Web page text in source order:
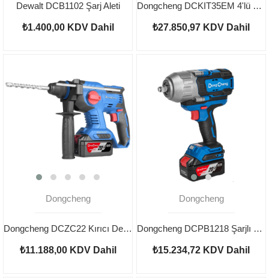
Dewalt DCB1102 Şarj Aleti
₺1.400,00 KDV Dahil
Dongcheng DCKIT35EM 4'lü Set Kırıcı Delici Matkap Darbeli Matkap Somun Sökme Taşlama 4.0 Ah
₺27.850,97 KDV Dahil
Dongcheng
Dongcheng DCZC22 Kırıcı Delici 2.2J 20V 4.0Ah
₺11.188,00 KDV Dahil
Dongcheng
Dongcheng DCPB1218 Şarjlı Somun Sıkma 20V 5AH
₺15.234,72 KDV Dahil